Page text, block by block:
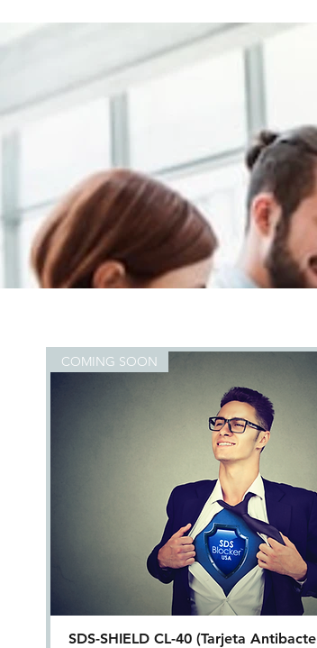
Quick View
COMING SOON
SDS-SHIELD CL-40 (Tarjeta